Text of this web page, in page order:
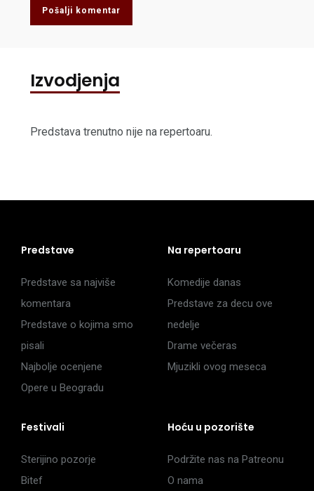
Pošalji komentar
Izvodjenja
Predstava trenutno nije na repertoaru.
Predstave
Predstave sa najviše
komentara
Predstave o kojima smo
pisali
Najbolje ocenjene
Opere u Beogradu
Na repertoaru
Komedije danas
Predstave za decu ove
nedelje
Drame večeras
Mjuzikli ovog meseca
Festivali
Sterijino pozorje
Bitef
Hoću u pozorište
Podržite nas na Patreonu
O nama